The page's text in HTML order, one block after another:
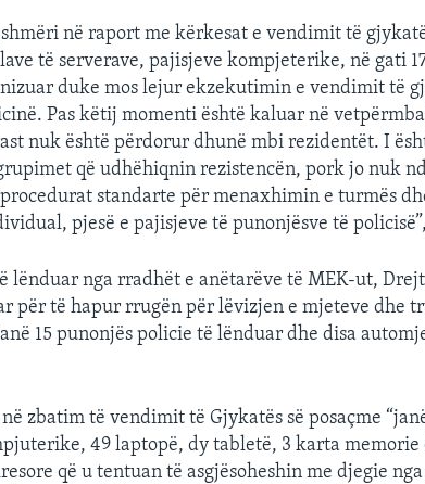
në raport me kërkesat e vendimit të
të serverave, pajisjeve kompjeterike, në gati
duke mos lejur ekzekutimin e vendimit të
Pas këtij momenti është kaluar në
nuk është përdorur dhunë mbi rezidentët. I
që udhëhiqnin rezistencën, pork jo nuk
standarte për menaxhimin e turmës
pjesë e pajisjeve të punonjësve të
lënduar nga rradhët e anëtarëve të MEK-ut,
për të hapur rrugën për lëvizjen e mjeteve dhe
15 punonjës policie të lënduar dhe disa
zbatim të vendimit të Gjykatës së posaçme
49 laptopë, dy tabletë, 3 karta memorie
që u tentuan të asgjësoheshin me djegie